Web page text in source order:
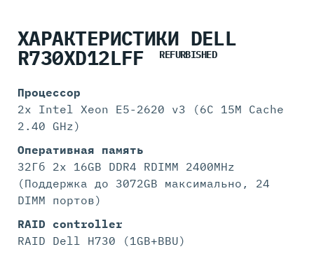
ХАРАКТЕРИСТИКИ DELL
R730XD12LFF REFURBISHED
Процессор
2x Intel Xeon E5-2620 v3 (6C 15M Cache
2.40 GHz)
Оперативная память
32Гб 2x 16GB DDR4 RDIMM 2400MHz
(Поддержка до 3072GB максимально, 24
DIMM портов)
RAID controller
RAID Dell H730 (1GB+BBU)